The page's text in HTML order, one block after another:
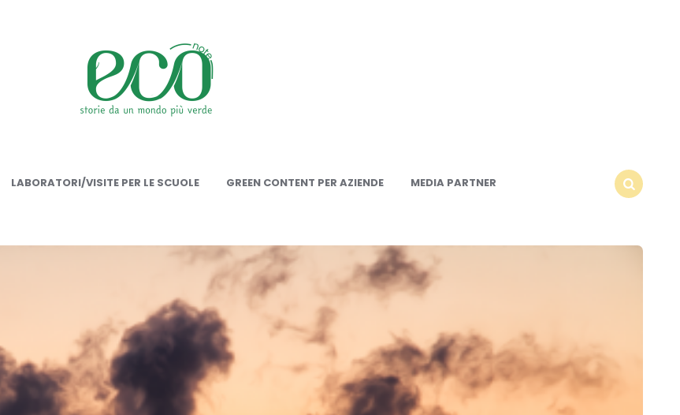
LABORATORI/VISITE PER LE SCUOLE GREEN CONTENT PER AZIENDE
MEDIA PARTNER